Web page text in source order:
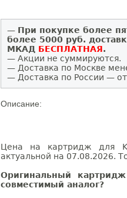
— При покупке более
более 5000 руб.
МКАД БЕСПЛАТНАЯ.
— Акции не суммируются.
— Доставка по Москве
— Доставка по России —
Описание:
Цена на картридж для
актуальной на 07.08.2026.
Оригинальный
совместимый аналог?